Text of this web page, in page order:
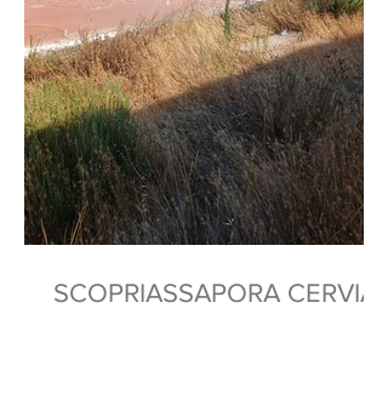
SCOPRIASSAPORA CERVIA